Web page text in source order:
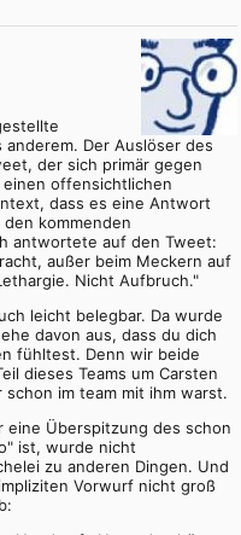
Der Auslöser des
der sich primär gegen
offensichtlichen
dass es eine Antwort
kommenden
antwortete auf den Tweet:
außer beim Meckern auf
Nicht Aufbruch."
leicht belegbar. Da wurde
davon aus, dass du dich
fühltest. Denn wir beide
dieses Teams um Carsten
im team mit ihm warst.
Überspitzung des schon
ist, wurde nicht
zu anderen Dingen. Und
Vorwurf nicht groß